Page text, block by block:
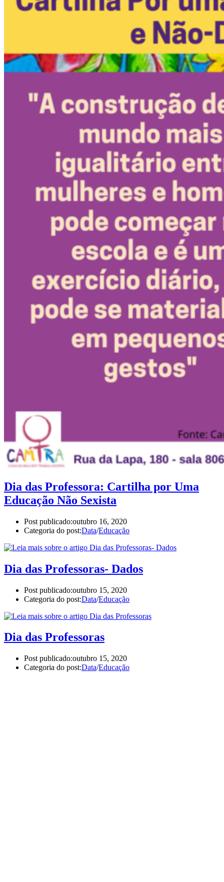
Dia das Professora: Cartilha por Uma
Educação Não Sexista
Post publicado:outubro 16, 2020
Categoria do post:Data/Educação
Dia das Professoras- Dados
Post publicado:outubro 15, 2020
Categoria do post:Data/Educação
Dia das Professoras
Post publicado:outubro 15, 2020
Categoria do post:Data/Educação